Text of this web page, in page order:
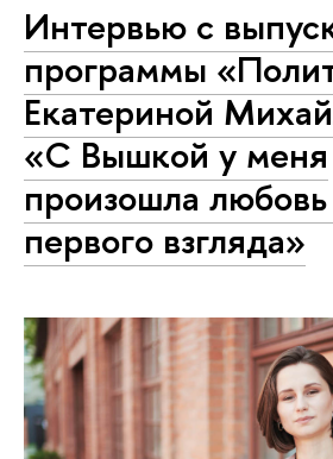
Интервью с
программы
Екатериной
«С Вышкой у меня
произошла
первого взгляда»